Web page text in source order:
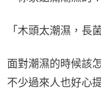
「木頭太潮濕，長
面對潮濕的時候該
不少過來人也好心